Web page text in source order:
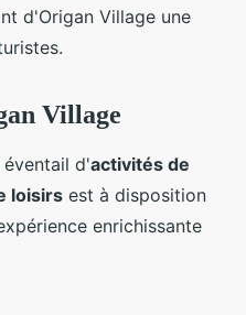
d'Origan Village une
Village
éventail d'activités de
loisirs est à disposition
enrichissante